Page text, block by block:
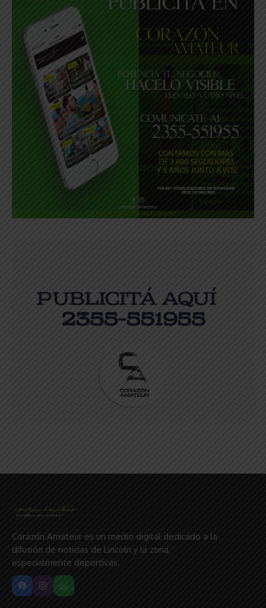
Corazón Amateur es un medio digital dedicado a la
difusión de noticias de Lincoln y la zona,
especialmente deportivas.